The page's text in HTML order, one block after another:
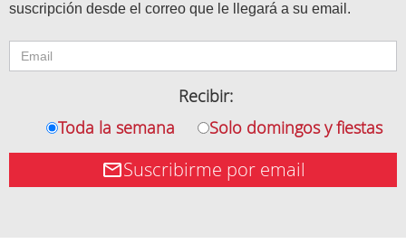
suscripción desde el correo que le llegará a su email.
Recibir:
Toda la semana
Solo domingos y fiestas
Suscribirme por email